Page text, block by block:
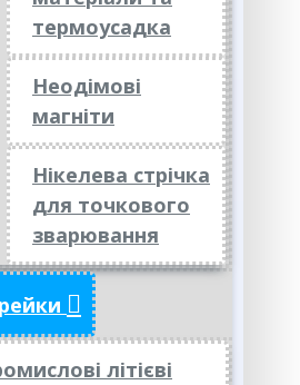
термоусадка
Неодімові
магніти
Нікелева стрічка
для точкового
зварювання
літієві